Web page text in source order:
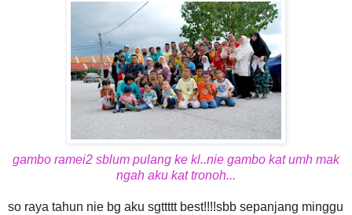
gambo ramei2 sblum pulang ke kl..nie gambo kat umh mak
ngah aku kat tronoh...
so raya tahun nie bg aku sgttttt best!!!!sbb sepanjang minggu